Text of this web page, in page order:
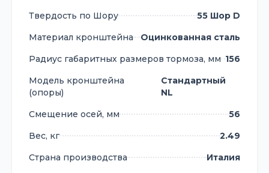
Твердость по Шору
55 Шор D
Материал кронштейна
Оцинкованная сталь
Радиус габаритных размеров тормоза, мм 156
Модель кронштейна
(опоры)
Стандартный
NL
Смещение осей, мм
56
Вес, кг
2.49
Страна производства
Италия